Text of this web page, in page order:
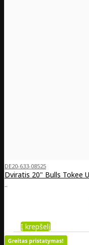
DE20-633-08525
Dviratis 20" Bulls Tokee
..
Į krepšelį